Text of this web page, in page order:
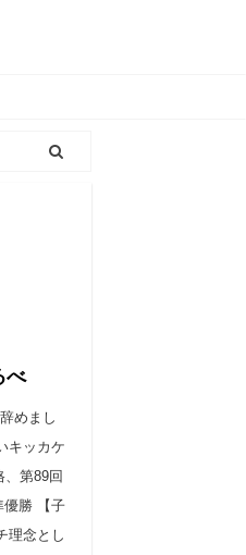
べ
めまし
キッカケ
第89回
優勝 【子
理念とし